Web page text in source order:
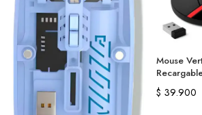
Mouse
Receptor
$ 39.900